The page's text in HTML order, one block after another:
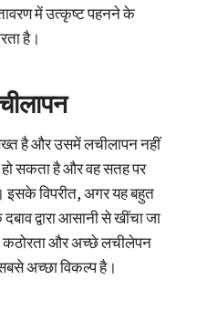
में उत्कृष्ट पहनने के
है।
है और उसमें लचीलापन नहीं
सकता है और वह सतह पर
इसके विपरीत, अगर यह बहुत
द्वारा आसानी से खींचा जा
और अच्छे लचीलेपन
अच्छा विकल्प है।